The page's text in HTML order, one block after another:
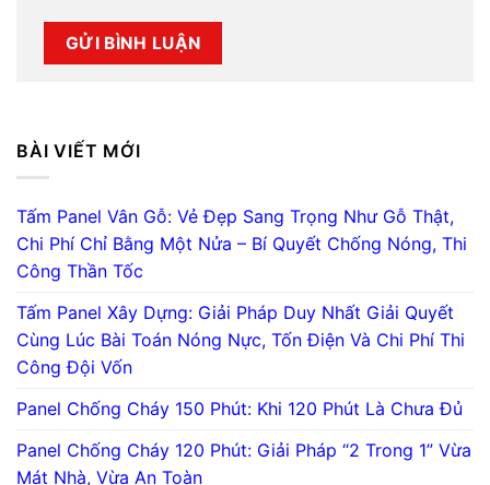
BÀI VIẾT MỚI
Tấm Panel Vân Gỗ: Vẻ Đẹp Sang Trọng Như Gỗ Thật,
Chi Phí Chỉ Bằng Một Nửa – Bí Quyết Chống Nóng, Thi
Công Thần Tốc
Tấm Panel Xây Dựng: Giải Pháp Duy Nhất Giải Quyết
Cùng Lúc Bài Toán Nóng Nực, Tốn Điện Và Chi Phí Thi
Công Đội Vốn
Panel Chống Cháy 150 Phút: Khi 120 Phút Là Chưa Đủ
Panel Chống Cháy 120 Phút: Giải Pháp “2 Trong 1” Vừa
Mát Nhà, Vừa An Toàn